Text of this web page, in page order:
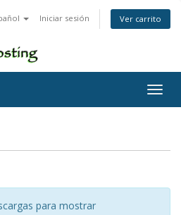
Iniciar sesión Ver carrito
para mostrar